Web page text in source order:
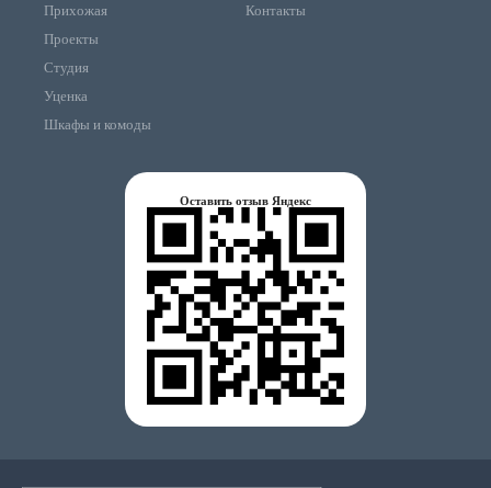
Прихожая
Проекты
Студия
Уценка
Шкафы и комоды
Контакты
Оставить отзыв Яндекс